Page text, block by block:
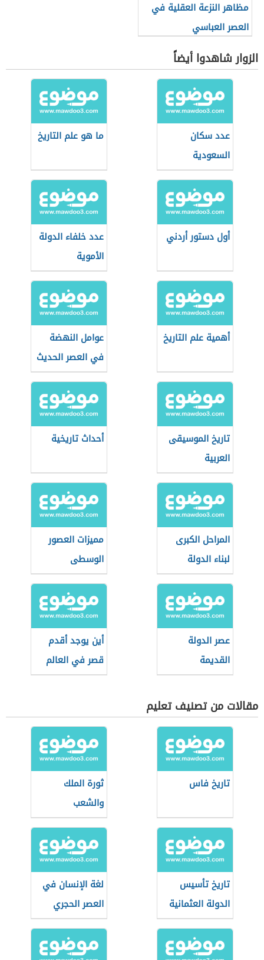
مظاهر النزعة العقلية في
العصر العباسي
الزوار شاهدوا أيضاً
عدد سكان
السعودية
ما هو علم التاريخ
أول دستور أردني
عدد خلفاء الدولة
الأموية
أهمية علم التاريخ
عوامل النهضة
في العصر الحديث
تاريخ الموسيقى
العربية
أحداث تاريخية
المراحل الكبرى
لبناء الدولة
المغربية الحديثة
مميزات العصور
الوسطى
عصر الدولة
القديمة
أين يوجد أقدم
قصر في العالم
مقالات من تصنيف تعليم
تاريخ فاس
ثورة الملك
والشعب
تاريخ تأسيس
الدولة العثمانية
لغة الإنسان في
العصر الحجري